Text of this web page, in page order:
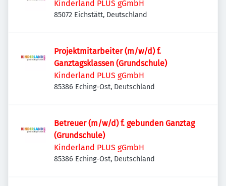
Kinderland PLUS gGmbH
85072 Eichstätt, Deutschland
Projektmitarbeiter (m/w/d) f.
Ganztagsklassen (Grundschule)
Kinderland PLUS gGmbH
85386 Eching-Ost, Deutschland
Betreuer (m/w/d) f. gebunden Ganztag
(Grundschule)
Kinderland PLUS gGmbH
85386 Eching-Ost, Deutschland